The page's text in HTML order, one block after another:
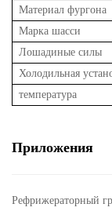
Материал фургона
Марка шасси
Лошадиные силы
Холодильная
температура
Приложения
Рефрижераторный